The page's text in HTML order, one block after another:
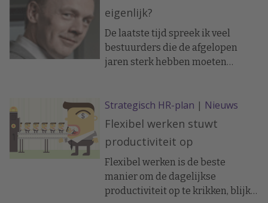
voor die eisen is het kennen van je
eigen mensen.
eigenlijk?
De laatste tijd spreek ik veel
bestuurders die de afgelopen
jaren sterk hebben moeten
dat er vaak, eigenlijk bijna altijd,
kort cyclisch gekeken wordt naar
vooral in aantallen. Of: we hebben
nu zoveel medewerkers in functie
X. Daar hebben wij eigenlijk maar
90, 80, of 70 procent van nodig.
Strategisch HR-plan | Nieuws
Flexibel werken stuwt
productiviteit op
Flexibel werken is de beste
manier om de dagelijkse
productiviteit op te krikken, blijkt